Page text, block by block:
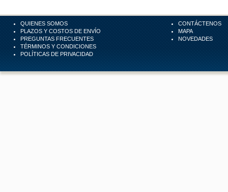
QUIENES SOMOS
PLAZOS Y COSTOS DE ENVÍO
PREGUNTAS FRECUENTES
TÉRMINOS Y CONDICIONES
POLÍTICAS DE PRIVACIDAD
CONTÁCTENOS
MAPA
NOVEDADES